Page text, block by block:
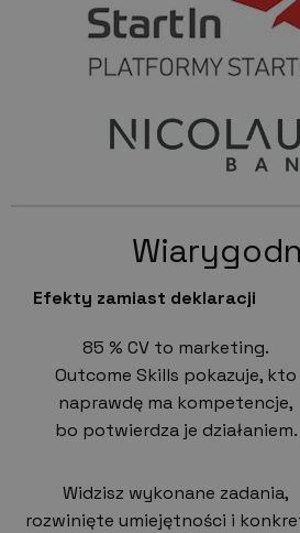
Efekty zamiast deklaracji
85 % CV to marketing.
Outcome Skills pokazuje, kto
naprawdę ma kompetencje,
bo potwierdza je działaniem.
Widzisz wykonane zadania,
rozwinięte umiejętności i